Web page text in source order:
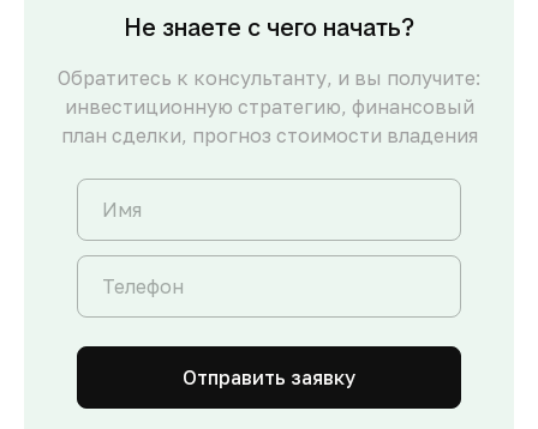
Не знаете с чего начать?
Обратитесь к консультанту, и вы получите:
инвестиционную стратегию, финансовый
план сделки, прогноз стоимости владения
Отправить заявку